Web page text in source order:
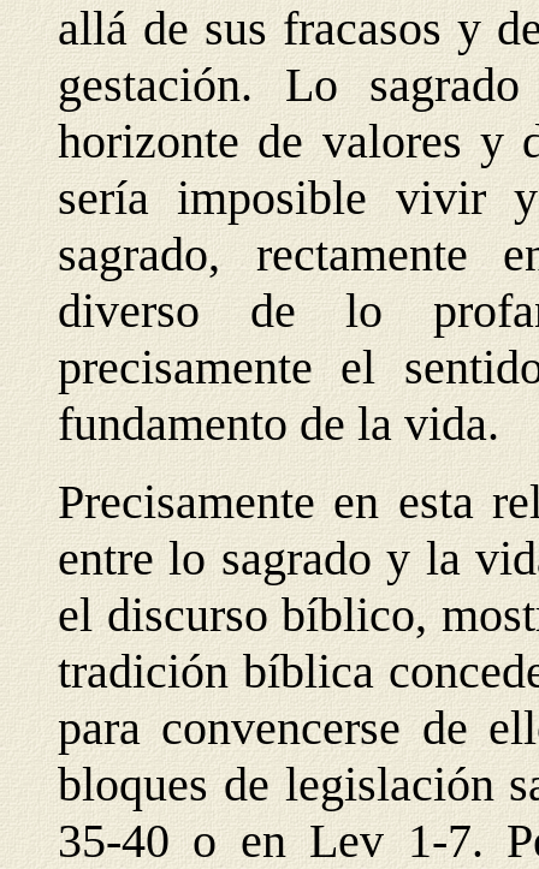
allá de sus fracasos y
gestación. Lo
horizonte de valores y
sería imposible vivir
sagrado, rectamente
diverso de lo
precisamente el
fundamento de la vida.
Precisamente en esta
entre lo sagrado y la
el discurso bíblico,
tradición bíblica
para convencerse de
bloques de legislación
35-40 o en Lev 1-7.